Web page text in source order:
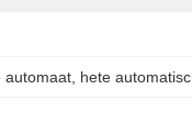
automaat hete